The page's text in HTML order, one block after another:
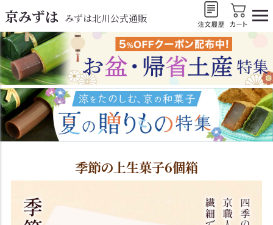
京みずは みずは北川公式通販
季節の上生菓子6個箱